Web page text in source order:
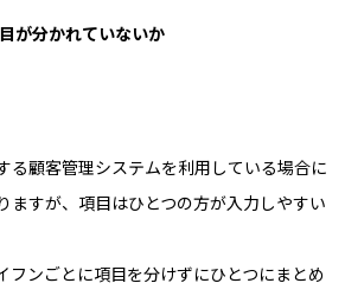
が分かれていないか
る顧客管理システムを利用している場合に
ますが、項目はひとつの方が入力しやすい
フンごとに項目を分けずにひとつにまとめ